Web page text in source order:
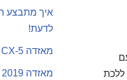
עם
ללכת
איך מתבצע
לדעת!
מאזדה CX-5 או סקודה קארוק